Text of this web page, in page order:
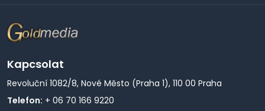
Kapcsolat
Revoluční 1082/8, Nové Město (Praha 1), 110 00 Praha
Telefon: + 06 70 166 9220